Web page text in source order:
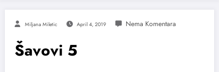
Miljana Miletic April 4, 2019
Šavovi 5